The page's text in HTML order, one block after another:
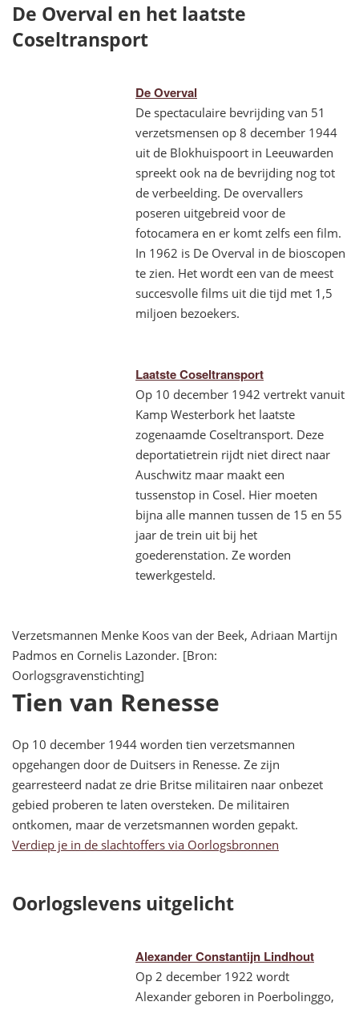
De Overval en het laatste
Coseltransport
De Overval
De spectaculaire bevrijding van 51
verzetsmensen op 8 december 1944
uit de Blokhuispoort in Leeuwarden
spreekt ook na de bevrijding nog tot
de verbeelding. De overvallers
poseren uitgebreid voor de
fotocamera en er komt zelfs een film.
In 1962 is De Overval in de bioscopen
te zien. Het wordt een van de meest
succesvolle films uit die tijd met 1,5
miljoen bezoekers.
Laatste Coseltransport
Op 10 december 1942 vertrekt vanuit
Kamp Westerbork het laatste
zogenaamde Coseltransport. Deze
deportatietrein rijdt niet direct naar
Auschwitz maar maakt een
tussenstop in Cosel. Hier moeten
bijna alle mannen tussen de 15 en 55
jaar de trein uit bij het
goederenstation. Ze worden
tewerkgesteld.
Verzetsmannen Menke Koos van der Beek, Adriaan Martijn
Padmos en Cornelis Lazonder. [Bron:
Oorlogsgravenstichting]
Tien van Renesse
Op 10 december 1944 worden tien verzetsmannen
opgehangen door de Duitsers in Renesse. Ze zijn
gearresteerd nadat ze drie Britse militairen naar onbezet
gebied proberen te laten oversteken. De militairen
ontkomen, maar de verzetsmannen worden gepakt.
Verdiep je in de slachtoffers via Oorlogsbronnen
Oorlogslevens uitgelicht
Alexander Constantijn Lindhout
Op 2 december 1922 wordt
Alexander geboren in Poerbolinggo,